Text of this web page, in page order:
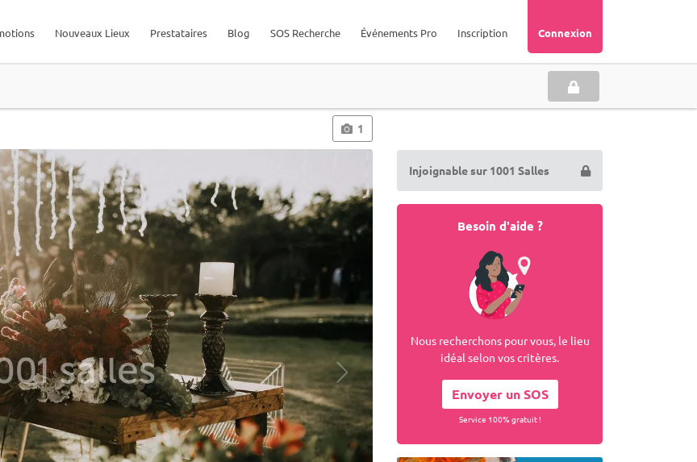
Connexion
Inscription
Événements Pro
SOS Recherche
Blog
Prestataires
Nouveaux Lieux
1
Injoignable sur 1001 Salles
Besoin d'aide ?
Nous recherchons pour vous, le lieu
idéal selon vos critères.
Envoyer un SOS
Service 100% gratuit !